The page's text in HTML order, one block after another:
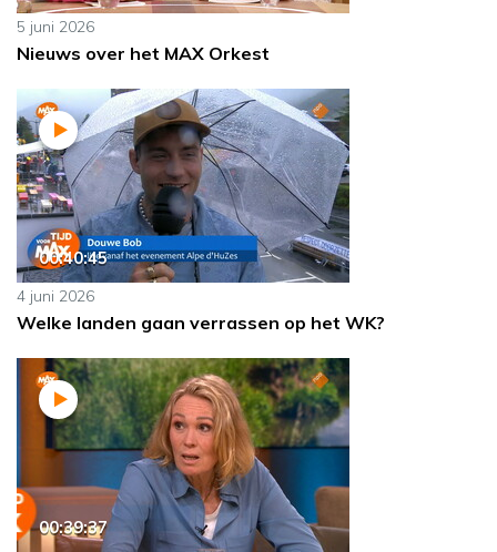
5 juni 2026
Nieuws over het MAX Orkest
00:40:45
4 juni 2026
Welke landen gaan verrassen op het WK?
00:39:37